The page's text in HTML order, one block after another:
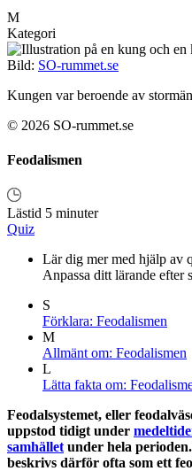
M
Kategori
Bild: SO-rummet.se
Kungen var beroende av
© 2026 SO-rummet.se
Feodalismen
Lästid 5 minuter
Quiz
Lär dig mer med hjälp av
Anpassa ditt lärande efter
S
Förklara: Feodalismen
M
Allmänt om: Feodalismen
L
Lätta fakta om:
Feodalsystemet, eller
uppstod tidigt under
samhället under hela
beskrivs därför ofta som ett